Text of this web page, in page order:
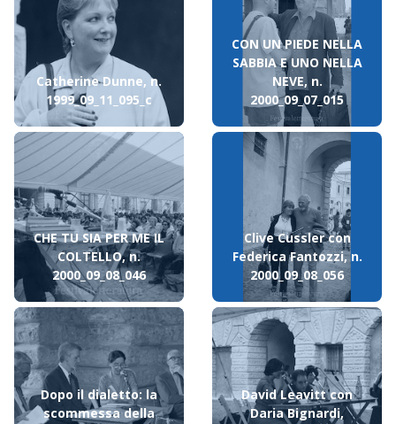
Catherine Dunne, n.
1999_09_11_095_c
CON UN PIEDE NELLA
SABBIA E UNO NELLA
NEVE, n.
2000_09_07_015
CHE TU SIA PER ME IL
COLTELLO, n.
2000_09_08_046
Clive Cussler con
Federica Fantozzi, n.
2000_09_08_056
Dopo il dialetto: la
scommessa della
David Leavitt con
Daria Bignardi,